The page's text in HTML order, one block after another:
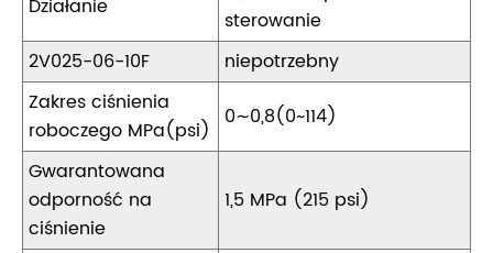
Działanie
sterowanie
2V025-06-10F
niepotrzebny
Zakres ciśnienia
roboczego MPa(psi)
0∼0,8(0~114)
Gwarantowana
odporność na
ciśnienie
1,5 MPa (215 psi)